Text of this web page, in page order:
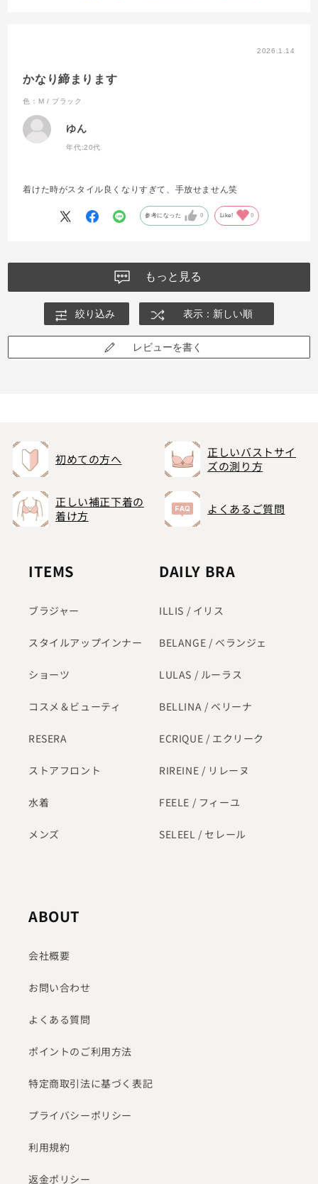
2026.1.14
かなり締まります
色：M / ブラック
ゆん
年代:20代
着けた時がスタイル良くなりすぎて、手放せません笑
参考になった 0 Like! 0
もっと見る
絞り込み 表示：新しい順
レビューを書く
初めての方へ
正しいバストサイ
ズの測り方
正しい補正下着の
着け方
よくあるご質問
ITEMS
ブラジャー
スタイルアップインナー
ショーツ
コスメ＆ビューティ
RESERA
ストアフロント
水着
メンズ
DAILY BRA
ILLIS / イリス
BELANGE / ベランジェ
LULAS / ルーラス
BELLINA / ベリーナ
ECRIQUE / エクリーク
RIREINE / リレーヌ
FEELE / フィーユ
SELEEL / セレール
ABOUT
会社概要
お問い合わせ
よくある質問
ポイントのご利用方法
特定商取引法に基づく表記
プライバシーポリシー
利用規約
返金ポリシー